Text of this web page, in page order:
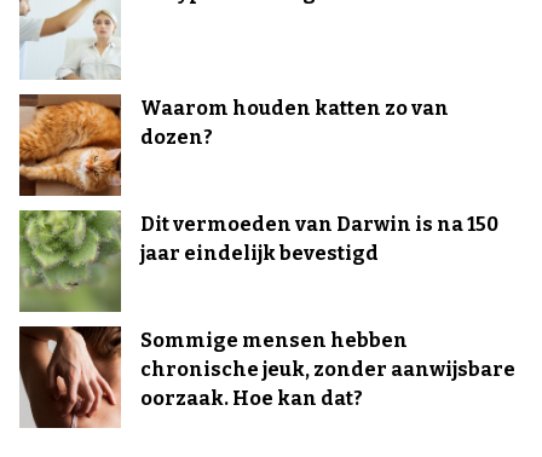
Waarom houden katten zo van
dozen?
Dit vermoeden van Darwin is na 150
jaar eindelijk bevestigd
Sommige mensen hebben
chronische jeuk, zonder aanwijsbare
oorzaak. Hoe kan dat?